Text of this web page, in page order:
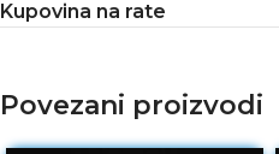
Kupovina na rate
Povezani proizvodi